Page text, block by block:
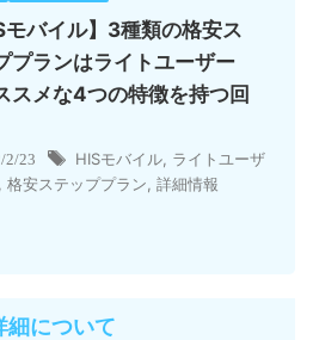
モバイル】3種類の格安ス
プランはライトユーザー
スメな4つの特徴を持つ回
2/23 HISモバイル ライトユーザ
格安ステッププラン 詳細情報
細について